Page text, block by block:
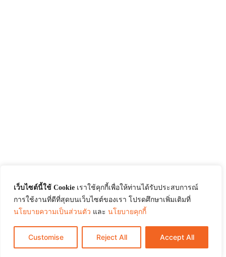
เว็บไซต์นี้ใช้ Cookie เราใช้คุกกี้เพื่อให้ท่านได้รับประสบการณ์
การใช้งานที่ดีที่สุดบนเว็บไซต์ของเรา โปรดศึกษาเพิ่มเติมที่
นโยบายความเป็นส่วนตัว และ นโยบายคุกกี้
Customise Reject All Accept All